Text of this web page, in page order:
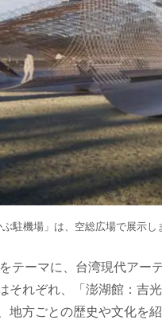
駐機場」は、空総広場で展示し
テーマに、台湾現代アー
それぞれ、「澎湖館：吉
地方ごとの歴史や文化を